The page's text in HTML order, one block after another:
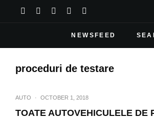
NEWSFEED
proceduri de testare
AUTO · OCTOBER 1, 2018
TOATE AUTOVEHICULELE DE